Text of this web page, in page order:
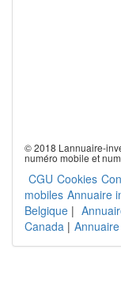
© 2018 Lannuaire-
numéro mobile et
CGU Cookies
mobiles Annuaire
Belgique |
Canada |